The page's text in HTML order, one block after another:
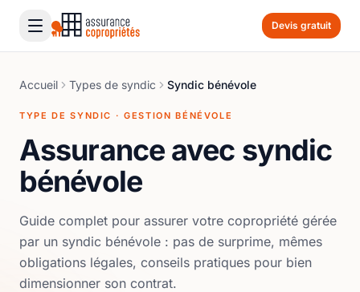
Devis gratuit
Accueil Types de syndic Syndic bénévole
TYPE DE SYNDIC · GESTION BÉNÉVOLE
Assurance avec syndic
bénévole
Guide complet pour assurer votre copropriété gérée
par un syndic bénévole : pas de surprime, mêmes
obligations légales, conseils pratiques pour bien
dimensionner son contrat.